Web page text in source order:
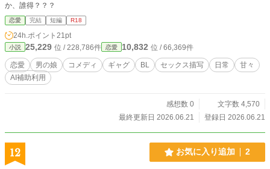
か、誰得？？？
恋愛 完結 短編 R18
24h.ポイント 21pt
小説 25,229 位 / 228,786件 恋愛 10,832 位 / 66,369件
恋愛 男の娘 コメディ ギャグ BL セックス描写 日常
甘々
AI補助利用
感想数 0
文字数 4,570
最終更新日 2026.06.21
登録日 2026.06.21
12 お気に入り追加 2